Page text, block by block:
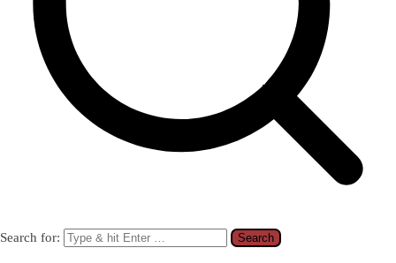
Search for: